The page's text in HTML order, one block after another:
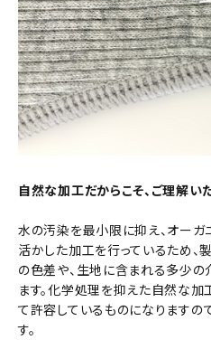
自然な加工だからこそ、ご理解い
水の汚染を最小限に抑え、オーガ
活かした加工を行っているため
の色差や、生地に含まれる多少
ます。化学処理を抑えた自然な加
て許容しているものになりますの
す。